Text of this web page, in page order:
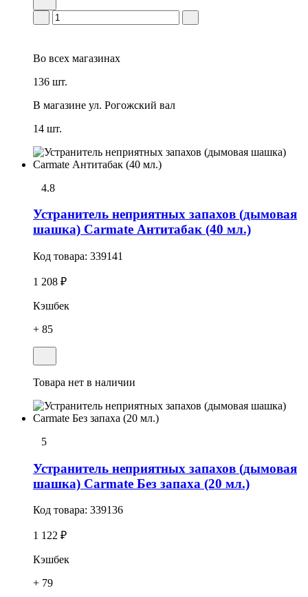
Во всех магазинах
136 шт.
В магазине ул. Рогожский вал
14 шт.
4.8
Устранитель неприятных запахов (дымовая
шашка) Carmate Антитабак (40 мл.)
Код товара: 339141
1 208 ₽
Кэшбек
+ 85
Товара нет в наличии
5
Устранитель неприятных запахов (дымовая
шашка) Carmate Без запаха (20 мл.)
Код товара: 339136
1 122 ₽
Кэшбек
+ 79